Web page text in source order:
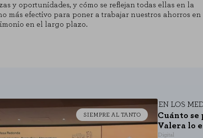
y oportunidades, y cómo se reflejan todas ellas en la
más efectivo para poner a trabajar nuestros ahorros en
en el largo plazo.
SIEMPRE AL TANTO
EN LOS
Cuánto
Valera lo
Digital